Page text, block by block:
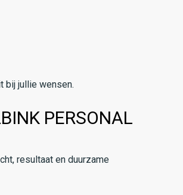
bij jullie wensen.
PERSONAL
resultaat en duurzame